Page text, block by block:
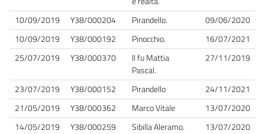
10/09/2019 Y38/000204 Pirandello.
09/06/2020
10/09/2019
Y38/000192 Pinocchio.
16/07/2021
25/07/2019
Y38/000370
Il fu Mattia
Pascal.
27/11/2019
23/07/2019 Y38/000152 Pirandello
24/11/2021
21/05/2019
Y38/000362 Marco Vitale
13/07/2020
14/05/2019
Y38/000259 Sibilla Aleramo.
13/07/2020